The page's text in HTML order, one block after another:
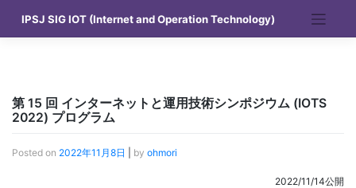
content
IPSJ SIG IOT (Internet and Operation Technology)
第 15 回 インターネットと運用技術シンポジウム (IOTS
2022) プログラム
Posted on 2022年11月8日 by ohmori
2022/11/14公開